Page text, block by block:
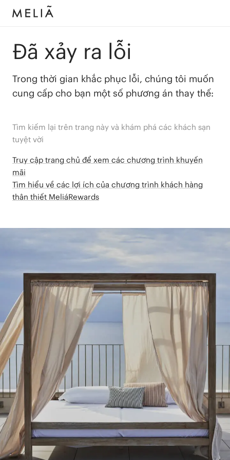
Đã xảy ra lỗi
Trong thời gian khắc phục lỗi, chúng tôi muốn
cung cấp cho bạn một số phương án thay thế:
Tìm kiếm lại trên trang này và khám phá các khách sạn
tuyệt vời
Truy cập trang chủ để xem các chương trình khuyến
mãi
Tìm hiểu về các lợi ích của chương trình khách hàng
thân thiết MeliáRewards